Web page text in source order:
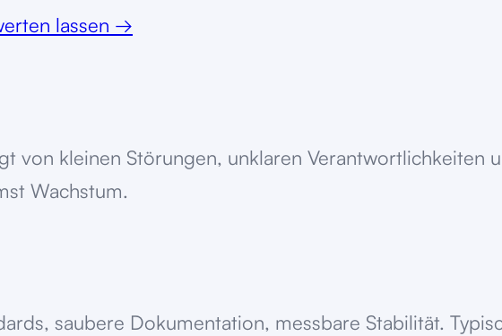
lassen →
von kleinen Störungen, unklaren Verantwortlichkeiten
Wachstum.
saubere Dokumentation, messbare Stabilität.